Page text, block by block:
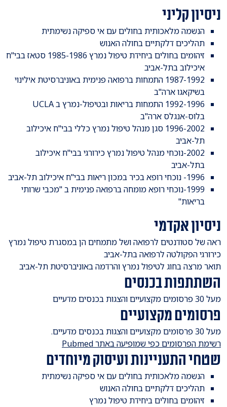
ניסיון קליני
הנשמה מלאכותית בחולים עם אי ספיקה נשימתית
תהליכים דלקתיים בחולה האנוש
זיהומים בחולים ביחידת טיפול נמרץ 1985-1986 סטאז בבי"ח
איכילוב בתל-אביב
1987-1992 התמחות ברפואה פנימית באוניברסיטת אילינוי
בשיקאגו ארה"ב
1992-1996 התמחות בריאות ובטיפול-נמרץ ב UCLA
בלוס-אנגלס ארה"ב
1996-2002 סגן מנהל טיפול נמרץ כללי בבי"ח איכילוב
תל-אביב
2002-נוכחי מנהל טיפול נמרץ כירורגי בבי"ח איכילוב
בתל-אביב
1996- נוכחי רופא בכיר במכון ריאות בבי"ח איכילוב תל-אביב
1999-נוכחי רופא מומחה ברפואה פנימית ב "מכבי שרותי
בריאות"
ניסיון אקדמי
ראה של סטודנטים לרפואה ושל מתמחים הן במסגרת טיפול נמרץ
כירורגי הפקולטה לרפואה בתל-אביב
תואר מרצה בחוג לטיפול נמרץ והרדמה באוניברסיטת תל-אביב
השתתפות בכנסים
מעל 30 פרסומים מקצועיים והצגות בכנסים מדעיים
פרסומים מקצועיים
מעל 30 פרסומים מקצועיים והצגות בכנסים מדעיים.
רשימת הפרסומים כפי שמופיעה באתר Pubmed
שטחי התעניינות ועיסוק מיוחדים
הנשמה מלאכותית בחולים עם אי ספיקה נשימתית
תהליכים דלקתיים בחולה האנוש
זיהומים בחולים ביחידת טיפול נמרץ